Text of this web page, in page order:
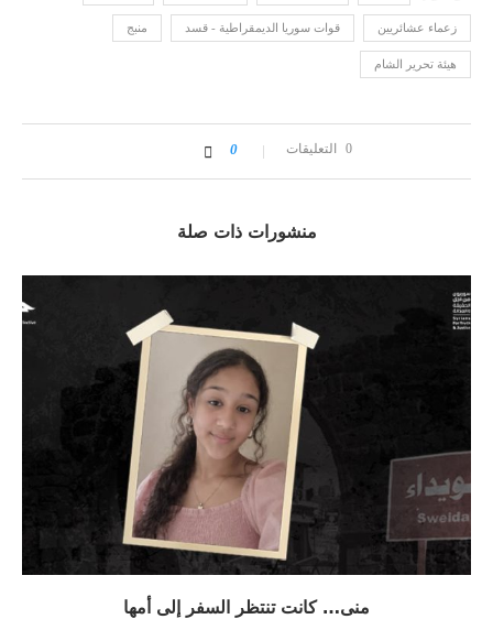
زعماء عشائريين قوات سوريا الديمقراطية - قسد منبج
هيئة تحرير الشام
0 التعليقات 0
منشورات ذات صلة
منى… كانت تنتظر السفر إلى أمها